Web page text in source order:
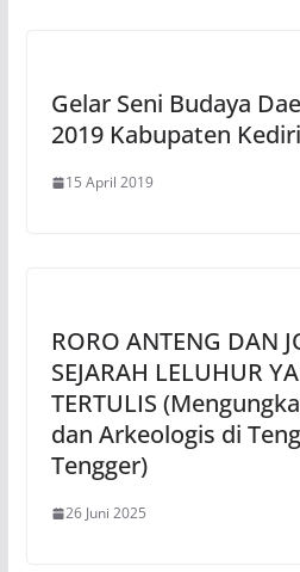
Gelar Seni Budaya
2019 Kabupaten Kediri
15 April 2019
RORO ANTENG DAN
SEJARAH LELUHUR
TERTULIS
dan Arkeologis di
Tengger)
26 Juni 2025